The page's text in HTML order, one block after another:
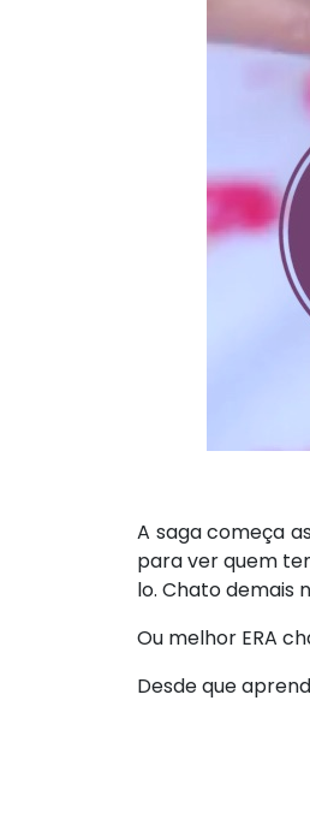
A saga começa
para ver quem
lo. Chato demais
Ou melhor ERA
Desde que